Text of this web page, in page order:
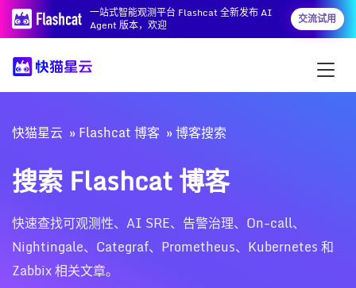
一站式智能观测平台 Flashcat 全新发布 AI
Agent 版本，欢迎
交流试用
快猫星云 Flashcat 博客 博客搜索
搜索 Flashcat 博客
快速查找可观测性、AI SRE、告警治理、On-call、
Nightingale、Categraf、Prometheus、Kubernetes 和
Zabbix 相关文章。